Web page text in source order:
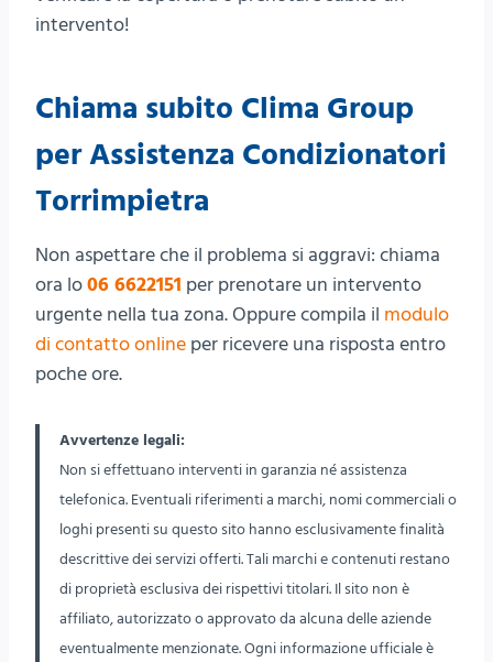
intervento!
Chiama subito Clima Group
per Assistenza Condizionatori
Torrimpietra
Non aspettare che il problema si aggravi: chiama
ora lo06 6622151 per prenotare un intervento
urgente nella tua zona. Oppure compila il modulo
di contatto online per ricevere una risposta entro
poche ore.
Avvertenze legali:
Non si effettuano interventi in garanzia né assistenza
telefonica. Eventuali riferimenti a marchi, nomi commerciali o
loghi presenti su questo sito hanno esclusivamente finalità
descrittive dei servizi offerti. Tali marchi e contenuti restano
di proprietà esclusiva dei rispettivi titolari. Il sito non è
affiliato, autorizzato o approvato da alcuna delle aziende
eventualmente menzionate. Ogni informazione ufficiale è